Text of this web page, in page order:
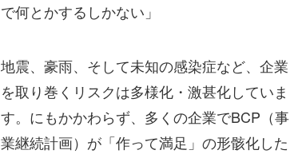
で何とかするしかない」
地震、豪雨、そして未知の感染症など、企業
を取り巻くリスクは多様化・激甚化していま
す。にもかかわらず、多くの企業でBCP（事
業継続計画）が「作って満足」の形骸化した